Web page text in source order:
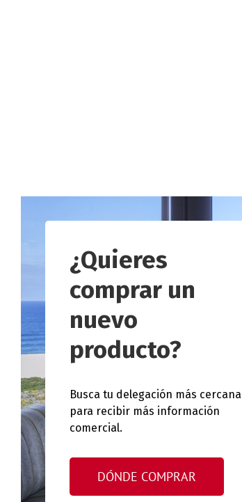
¿Quieres
comprar un
nuevo
producto?
Busca tu delegación más cercana
para recibir más información
comercial.
DÓNDE COMPRAR